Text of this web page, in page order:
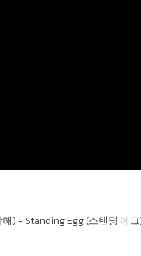
) - Standing Egg (스탠딩 에